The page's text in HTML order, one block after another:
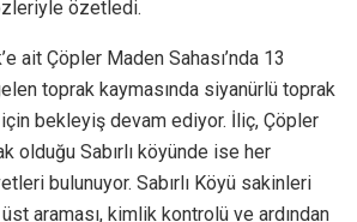
özetledi.
ait Çöpler Maden Sahası’nda 13
toprak kaymasında siyanürlü toprak
bekleyiş devam ediyor. İliç, Çöpler
olduğu Sabırlı köyünde ise her
bulunuyor. Sabırlı Köyü sakinleri
araması, kimlik kontrolü ve ardından